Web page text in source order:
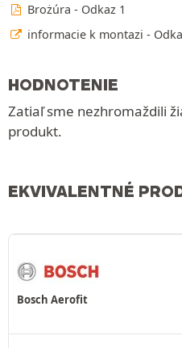
Brożúra - Odkaz 1
informacie k montazi -
HODNOTENIE
Zatiaľ sme nezhromaždili
produkt.
EKVIVALENTNÉ
Bosch Aerofit